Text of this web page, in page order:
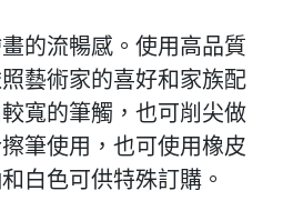
的流暢感。使用高品質
藝術家的喜好和家族配
寬的筆觸，也可削尖做
筆使用，也可使用橡皮
白色可供特殊訂購。